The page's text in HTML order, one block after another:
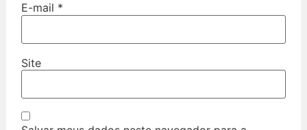
E-mail *
Site